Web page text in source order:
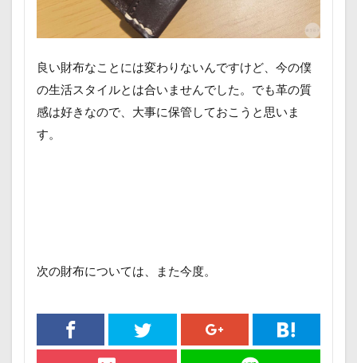
良い財布なことには変わりないんですけど、今の僕
の生活スタイルとは合いませんでした。でも革の質
感は好きなので、大事に保管しておこうと思いま
す。
次の財布については、また今度。